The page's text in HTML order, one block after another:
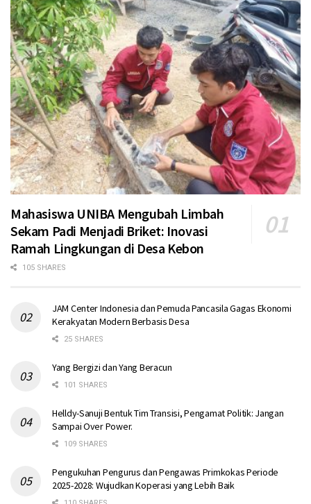
Mahasiswa UNIBA Mengubah Limbah
Sekam Padi Menjadi Briket: Inovasi
Ramah Lingkungan di Desa Kebon
105 SHARES
JAM Center Indonesia dan Pemuda Pancasila Gagas Ekonomi
Kerakyatan Modern Berbasis Desa
25 SHARES
Yang Bergizi dan Yang Beracun
101 SHARES
Helldy-Sanuji Bentuk Tim Transisi, Pengamat Politik: Jangan
Sampai Over Power.
109 SHARES
Pengukuhan Pengurus dan Pengawas Primkokas Periode
2025-2028: Wujudkan Koperasi yang Lebih Baik